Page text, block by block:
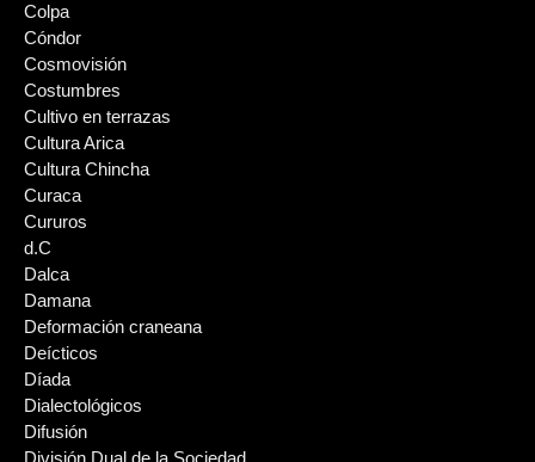
Colpa
Cóndor
Cosmovisión
Costumbres
Cultivo en terrazas
Cultura Arica
Cultura Chincha
Curaca
Cururos
d.C
Dalca
Damana
Deformación craneana
Deícticos
Díada
Dialectológicos
Difusión
División Dual de la Sociedad